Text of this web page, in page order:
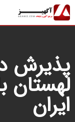
پرش
به
پذیرش
لهستان
ایران